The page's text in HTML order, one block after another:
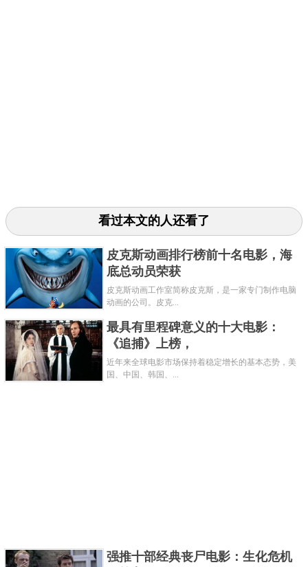
卡司挺不错的，男主马克沃尔伯格真是长了一张值得
信任的脸，感觉做啥都很靠谱的样子。故事挺简单
的，犯罪场景倒没有那么出彩，但至少学到了测胎
压。道路被炸车子消失现场骚动并且都到现场了，竟
然不设法移开覆盖地面的铁板找出洞口反而绕远路也
看过本文的人还看了
皮克斯动画排行榜前十名电影，海
底总动员荣获
皮克斯动画工作室简称皮克斯，是一家专门制作电脑
动画的公司。皮克...
最具有里程碑意义的十大电影：
《追捕》上榜，
近年来全球电影市场保持着稳定增长的基本态势，美
国、中国、韩国、...
强推十部经典丧尸电影：生化危机